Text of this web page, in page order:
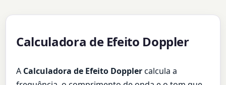
Calculadora de Efeito Doppler
A Calculadora de Efeito Dopplercalcula a